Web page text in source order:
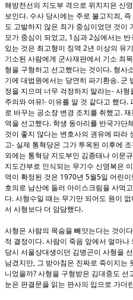
해방전선의 지도부 격으로 위치지은 신
보인다. 수사 당시에는 주로 불고지죄 , 즉
도 고발하지 않은 죄가 중심이었던 것이
모가 중심이 되었고, 1심과 2심에서는 반
있는 것은 최고형이 징역 2년 이상의 유
기소된 사람에게 군사재판에서 기소 죄
형을 구형하고 선고했다는 것이다. 형사
기에 대법원에서는 당연히 파기환송. 군
정을 지으며 너무 걱정하지 말라는- 사형
주의와 여유!- 이유를 알 것 같다고 했다.
로 바꾸는 공소장 변경 조치를 취했고. 재
역을 선고했다. 학생 동아리를 반국가단
것이 좋지 않다는 변호사의 권유에 따라
고- 실제 통혁당은 그가 투옥된 이후에
외에는 통혁당 지도부인 김종태나 이문
지도간부로 인식되는 무기수 신영복은
역이 확정된 것은 1970년 5월5일 어린
호의로 남산에 들러 아이스크림을 사먹
다. 사형수일 때는 무기만 되어도 원이
서 사형보다 더 암담했다.
사형은 사람의 목숨을 빼앗는다는 것이다
적 결정이다. 사람이 죽음 앞에서 얼마나
당시 서울상대생이던 김병곤이 사형을
남겼지만, 그 받아침은 진짜로 죽이지는
니었을까? 사형을 구형받은 김대중도 선
눈은 판결문을 읽는 판사의 입으로 가더